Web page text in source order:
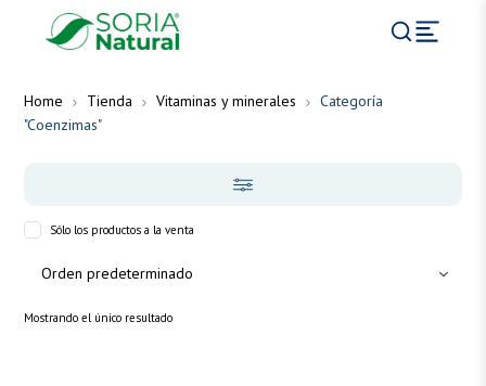
Home Tienda Vitaminas y minerales
Categoría
"Coenzimas"
Sólo los productos a la venta
Mostrando el único resultado